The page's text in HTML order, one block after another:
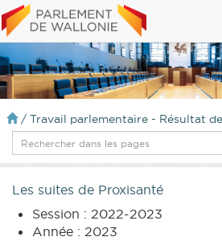
/ Travail parlementaire - Résultat
Les suites de Proxisanté
Session : 2022-2023
Année : 2023